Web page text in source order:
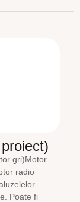
gri)Motor
radio
Poate fi